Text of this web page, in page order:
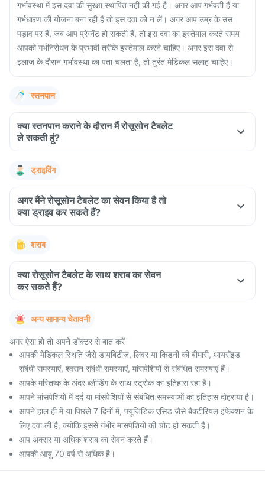
गर्भावस्था में इस दवा की सुरक्षा स्थापित नहीं की गई है। अगर आप गर्भवती हैं या
गर्भधारण की योजना बना रही हैं तो इस दवा को न लें। अगर आप उम्र के उस
पड़ाव पर हैं, जब आप प्रेग्नेंट हो सकती हैं, तो इस दवा का इस्तेमाल करते समय
आपको गर्भनिरोधन के प्रभावी तरीके इस्तेमाल करने चाहिए। अगर इस दवा से
इलाज के दौरान गर्भावस्था का पता चलता है, तो तुरंत मेडिकल सलाह चाहिए।
स्तनपान
क्या स्तनपान कराने के दौरान मैं रोसूसोन टैबलेट
ले सकती हूं?
ड्राइविंग
अगर मैंने रोसूसोन टैबलेट का सेवन किया है तो
क्या ड्राइव कर सकते हैं?
शराब
क्या रोसूसोन टैबलेट के साथ शराब का सेवन
कर सकते हैं?
अन्य सामान्य चेतावनी
अगर ऐसा हो तो अपने डॉक्टर से बात करें
आपकी मेडिकल स्थिति जैसे डायबिटीज, लिवर या किडनी की बीमारी, थायरॉइड
संबंधी समस्याएं, श्वसन संबंधी समस्याएं, मांसपेशियों से संबंधित समस्याएं हैं।
आपके मस्तिष्क के अंदर ब्लीडिंग के साथ स्ट्रोक का इतिहास रहा है।
आपने मांसपेशियों में दर्द या मांसपेशियों से संबंधित समस्याओं का इतिहास दोहराया है।
आपने हाल ही में या पिछले 7 दिनों में, फ्यूजिडिक एसिड जैसे बैक्टीरियल इंफेक्शन के
लिए दवा ली है, क्योंकि इससे गंभीर मांसपेशियों की चोट हो सकती है।
आप अक्सर या अधिक शराब का सेवन करते हैं।
आपकी आयु 70 वर्ष से अधिक है।